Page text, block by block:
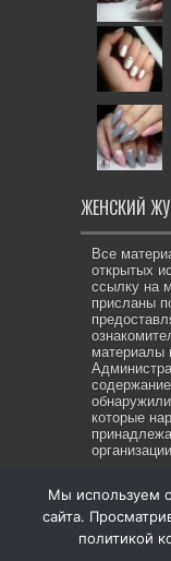
ЖЕНСКИЙ
Все
открытых
ссылку на
присланы
материалы
которые
© Copyright
Мы используем
сайта.
политикой